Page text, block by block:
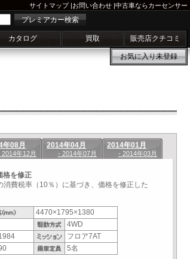
サイトマップ|お問い合わせ |中古車ならカーセンサー
プレミアカー検索
カタログ 買取 販売店クチコミ
お気に入り未登録
年08月
2014年12月
2014年04月
- 2014年07月
2014年01月
- 2014年03月
格を修正
費税率（10％）に基づき、価格を修正した
4470×1795×1380
4WD
フロア7AT
5名